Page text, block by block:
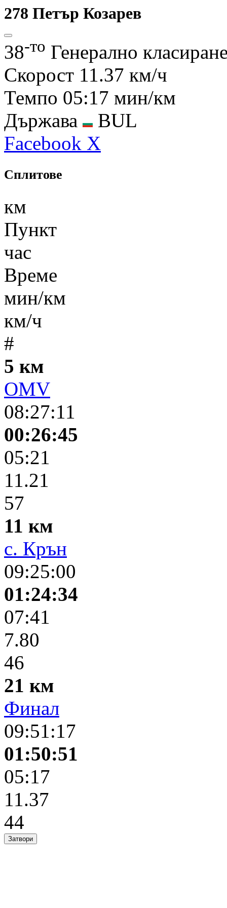
278 Петър Козарев
38-то Генерално
Скорост 11.37 км/ч
Темпо 05:17 мин/км
Държава
BUL
Facebook X
Сплитове
км
Пункт
час
Време
мин/км
км/ч
#
5 км
OMV
08:27:11
00:26:45
05:21
11.21
57
11 км
с. Крън
09:25:00
01:24:34
07:41
7.80
46
21 км
Финал
09:51:17
01:50:51
05:17
11.37
44
Затвори